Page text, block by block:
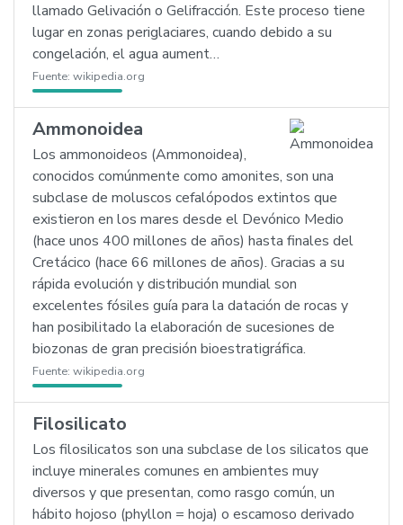
llamado Gelivación o Gelifracción. Este proceso tiene
lugar en zonas periglaciares, cuando debido a su
congelación, el agua aument…
Fuente: wikipedia.org
Ammonoidea
Los ammonoideos (Ammonoidea),
conocidos comúnmente como amonites, son una
subclase de moluscos cefalópodos extintos que
existieron en los mares desde el Devónico Medio
(hace unos 400 millones de años) hasta finales del
Cretácico (hace 66 millones de años). Gracias a su
rápida evolución y distribución mundial son
excelentes fósiles guía para la datación de rocas y
han posibilitado la elaboración de sucesiones de
biozonas de gran precisión bioestratigráfica.
Fuente: wikipedia.org
Filosilicato
Los filosilicatos son una subclase de los silicatos que
incluye minerales comunes en ambientes muy
diversos y que presentan, como rasgo común, un
hábito hojoso (phyllon = hoja) o escamoso derivado